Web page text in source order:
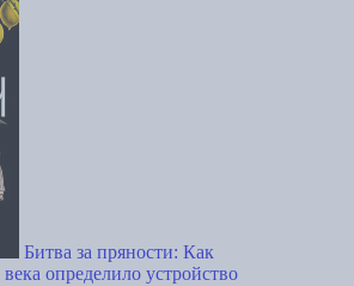
Битва за пряности: Как
определило устройство